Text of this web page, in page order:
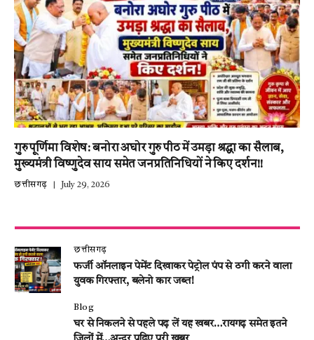
गुरु पूर्णिमा विशेष: बनोरा अघोर गुरु पीठ में उमड़ा श्रद्धा का सैलाब,
मुख्यमंत्री विष्णुदेव साय समेत जनप्रतिनिधियों ने किए दर्शन!!
छत्तीसगढ़ July 29, 2026
छत्तीसगढ़
फर्जी ऑनलाइन पेमेंट दिखाकर पेट्रोल पंप से ठगी करने वाला
युवक गिरफ्तार, बलेनो कार जब्त!
Blog
घर से निकलने से पहले पढ़ लें यह खबर…रायगढ़ समेत इतने